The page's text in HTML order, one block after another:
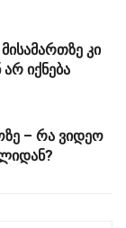
კი
იქნება
– რა ვიდეო